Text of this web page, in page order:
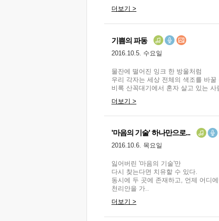
더보기 >
기쁨의 파동
2016.10.5. 수요일
물잔에 떨어진 잉크 한 방울처럼
우리 각자는 세상 전체의 색조를 바꿀
비록 산꼭대기에서 혼자 살고 있는 사
더보기 >
'마음의 기술' 하나만으로...
2016.10.6. 목요일
잃어버린 '마음의 기술'만
다시 찾는다면 치유할 수 있다.
동시에 두 곳에 존재하고, 언제 어디
천리안을 가..
더보기 >